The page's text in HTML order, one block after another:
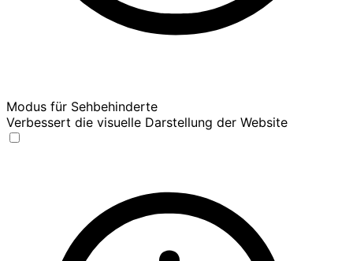
Modus für Sehbehinderte
Verbessert die visuelle Darstellung der Website